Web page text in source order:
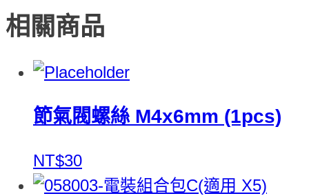
相關商品
節氣閥螺絲 M4x6mm (1pcs)
NT$30